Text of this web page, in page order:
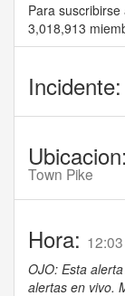
Para
3,018,913
Incidente:
Ubicacion:
Town Pike
Hora:
OJO: Esta
alertas en vivo.